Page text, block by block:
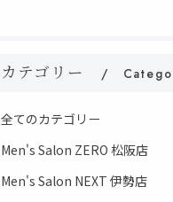
カテゴリー
全てのカテゴリー
Men's Salon ZERO 松阪店
Men's Salon NEXT 伊勢店